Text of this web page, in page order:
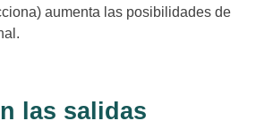
aumenta las posibilidades de
las salidas